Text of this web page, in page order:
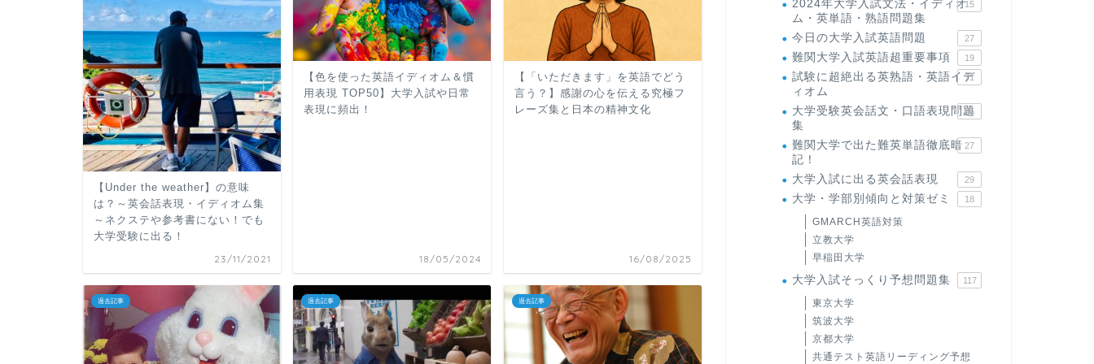
【Under the weather】の意味
は？～英会話表現・イディオム集
～ネクステや参考書にない！でも
大学受験に出る！
23/11/2021
【色を使った英語イディオム＆慣
用表現 TOP50】大学入試や日常
表現に頻出！
18/05/2024
【「いただきます」を英語でどう
言う？】感謝の心を伝える究極フ
レーズ集と日本の精神文化
16/08/2025
過去記事 過去記事 過去記事
2024年大学入試文法・イディオ
ム・英単語・熟語問題集
15
今日の大学入試英語問題 27
難関大学入試英語超重要事項 19
試験に超絶出る英熟語・英語イデ
ィオム
71
大学受験英会話文・口語表現問題
集
35
難関大学で出た難英単語徹底暗
記！
27
大学入試に出る英会話表現 29
大学・学部別傾向と対策ゼミ 18
GMARCH英語対策
立教大学
早稲田大学
大学入試そっくり予想問題集 117
東京大学
筑波大学
京都大学
共通テスト英語リーディング予想